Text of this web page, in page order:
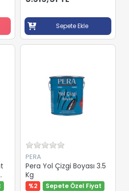
Sepete Ekle
PERA
Pera Yol Çizgi Boyası 3.5
Kg
%2 Sepete Özel Fiyat